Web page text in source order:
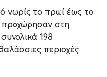
νωρίς το πρωί έως το
προχώρησαν στη
198
περιοχές